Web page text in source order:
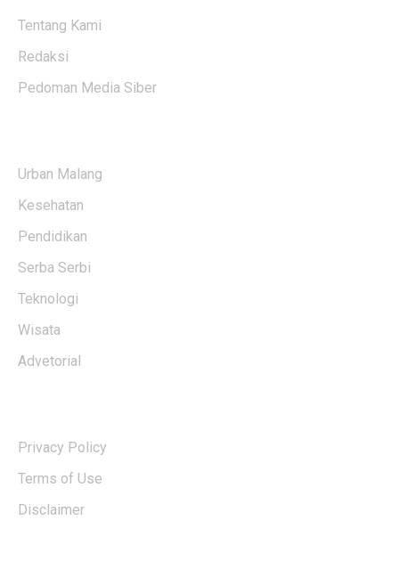
Tentang Kami
Redaksi
Pedoman Media Siber
Urban Malang
Kesehatan
Pendidikan
Serba Serbi
Teknologi
Wisata
Advetorial
Privacy Policy
Terms of Use
Disclaimer